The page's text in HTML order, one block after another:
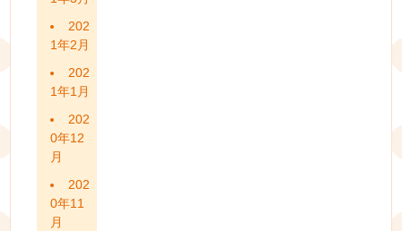
202
1年2月
202
1年1月
202
0年12
月
202
0年11
月